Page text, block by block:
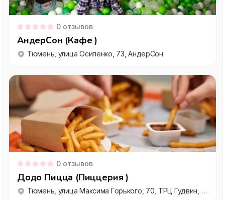
0 отзывов
АндерСон (Кафе )
Тюмень, улица Осипенко, 73, АндерСон
0 отзывов
Додо Пицца (Пиццерия )
Тюмень, улица Максима Горького, 70, ТРЦ Гудвин, этаж 2